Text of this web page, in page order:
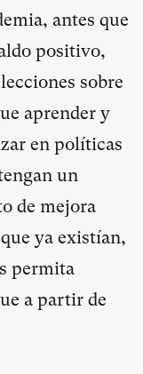
antes que
positivo,
sobre
aprender y
en políticas
un
de mejora
ya existían,
permita
a partir de